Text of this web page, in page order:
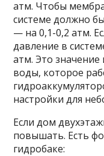
атм. Чтобы
системе должно
— на 0,1-0,2 атм.
давление в
атм. Это
воды, которое
настройки для
Если дом
повышать. Есть
гидробаке: